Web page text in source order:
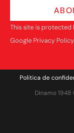
This site is protected
Google Privacy Policy
Politica de
Dinamo